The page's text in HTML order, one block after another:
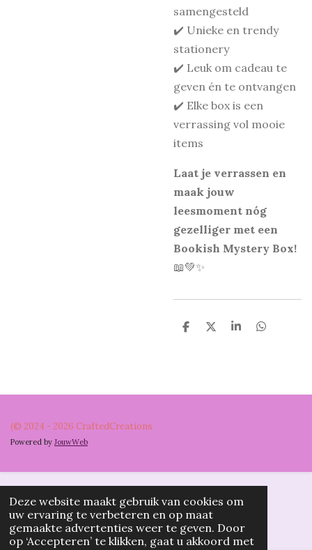
Deze website maakt gebruik van cookies om
uw ervaring te verbeteren en op maat
gemaakte advertenties weer te geven. Door
op ‘Accepteren’ te klikken, gaat u akkoord met
samengesteld
✔️ Unieke en trendy
stationery
✔️ Leuk om cadeau te
geven én te ontvangen
✔️ Elke box is een
verrassing vol mooie
items
Laat je verrassen en
maak jouw
leesmoment nóg
gezelliger met een
Bookish Mystery Box!
📖💚✨
D
D
S
D
(© 2024 - 2026 CraftedCreations
Powered by JouwWeb